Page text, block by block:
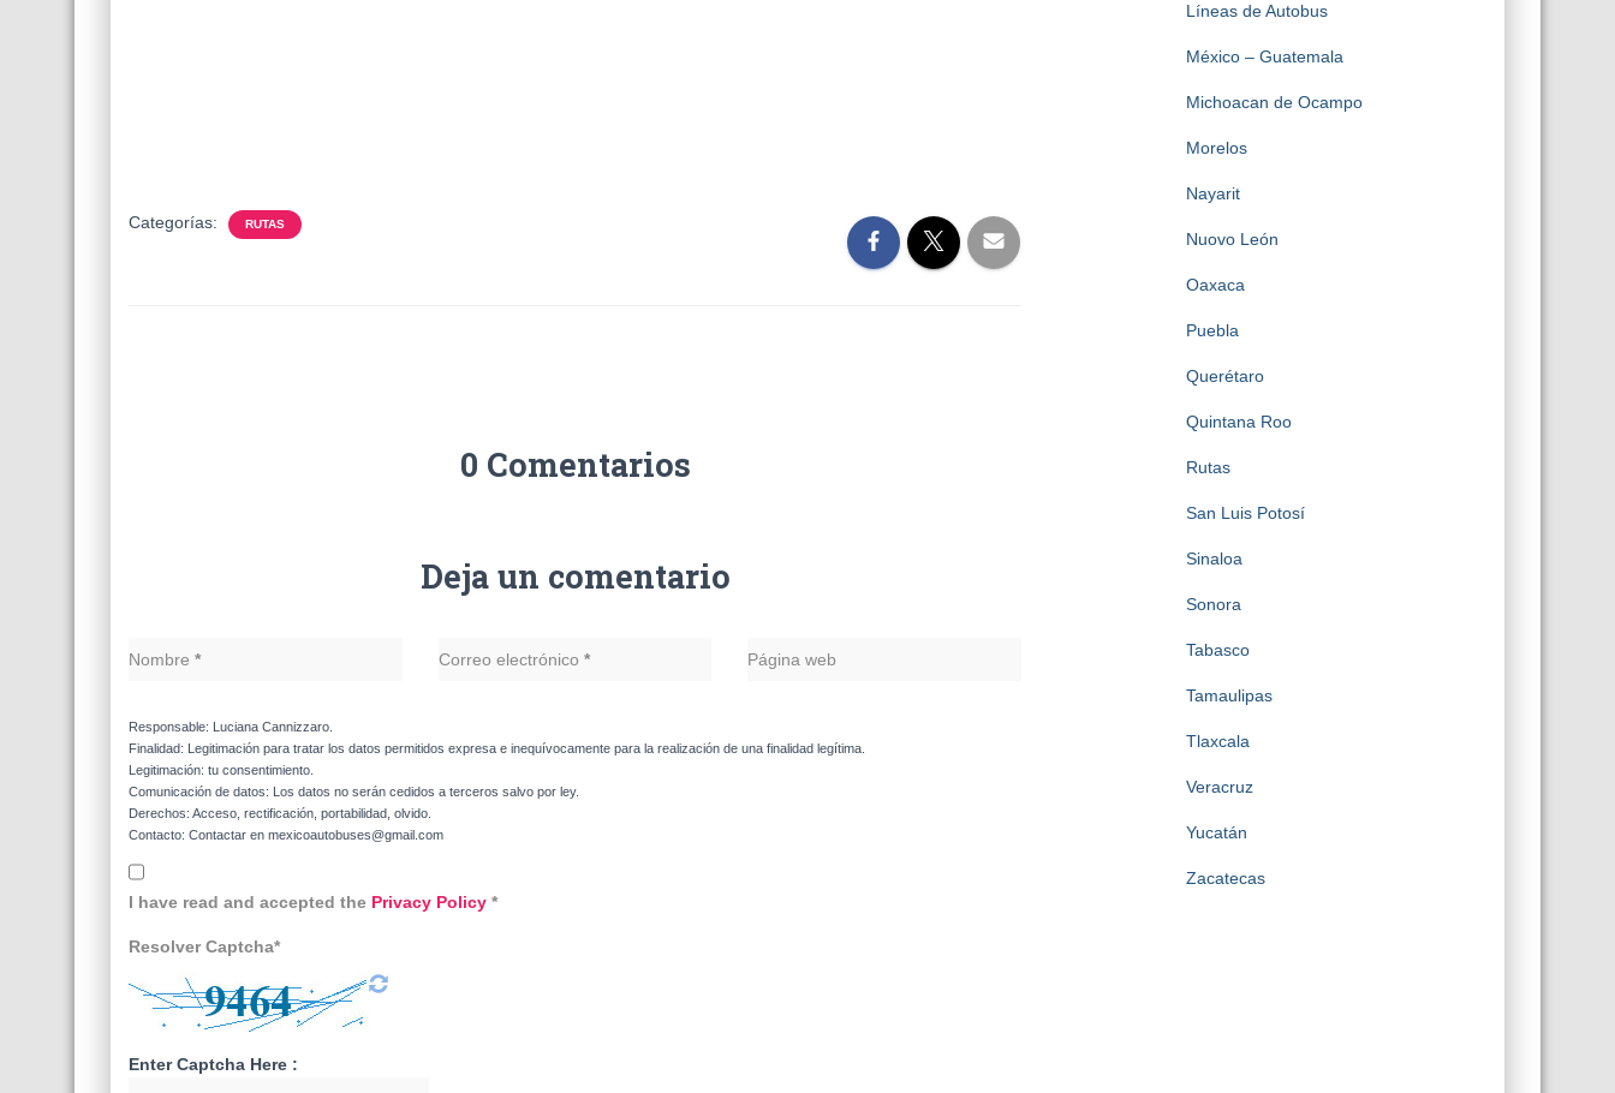
Categorías: RUTAS
0 Comentarios
Deja un comentario
Nombre * Correo electrónico * Página web
Responsable: Luciana Cannizzaro.
Finalidad: Legitimación para tratar los datos permitidos expresa e inequívocamente para la realización de una finalidad legítima.
Legitimación: tu consentimiento.
Comunicación de datos: Los datos no serán cedidos a terceros salvo por ley.
Derechos: Acceso, rectificación, portabilidad, olvido.
Contacto: Contactar en mexicoautobuses@gmail.com
I have read and accepted the Privacy Policy *
Resolver Captcha*
Enter Captcha Here :
Líneas de Autobus
México – Guatemala
Michoacan de Ocampo
Morelos
Nayarit
Nuovo León
Oaxaca
Puebla
Querétaro
Quintana Roo
Rutas
San Luis Potosí
Sinaloa
Sonora
Tabasco
Tamaulipas
Tlaxcala
Veracruz
Yucatán
Zacatecas